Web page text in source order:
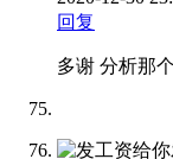
回复
多谢 分析那